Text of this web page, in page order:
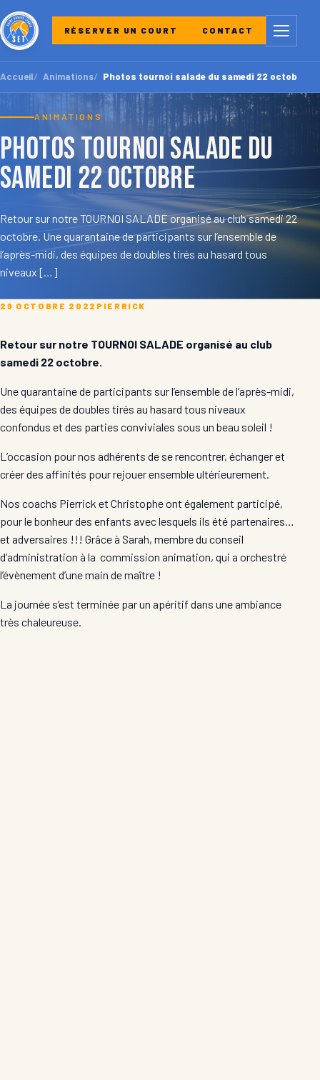
RÉSERVER UN COURT CONTACT Menu
Accueil Animations Photos tournoi salade du samedi 22 octobre
ANIMATIONS
Photos tournoi salade du
samedi 22 octobre
Retour sur notre TOURNOI SALADE organisé au club samedi 22
octobre. Une quarantaine de participants sur l’ensemble de
l’après-midi, des équipes de doubles tirés au hasard tous
niveaux […]
29 OCTOBRE 2022 PIERRICK
Retour sur notre TOURNOI SALADE organisé au club
samedi 22 octobre.
Une quarantaine de participants sur l’ensemble de l’après-midi,
des équipes de doubles tirés au hasard tous niveaux
confondus et des parties conviviales sous un beau soleil !
L’occasion pour nos adhérents de se rencontrer, échanger et
créer des affinités pour rejouer ensemble ultérieurement.
Nos coachs Pierrick et Christophe ont également participé,
pour le bonheur des enfants avec lesquels ils été partenaires…
et adversaires !!! Grâce à Sarah, membre du conseil
d’administration à la commission animation, qui a orchestré
l’évènement d’une main de maître !
La journée s’est terminée par un apéritif dans une ambiance
très chaleureuse.